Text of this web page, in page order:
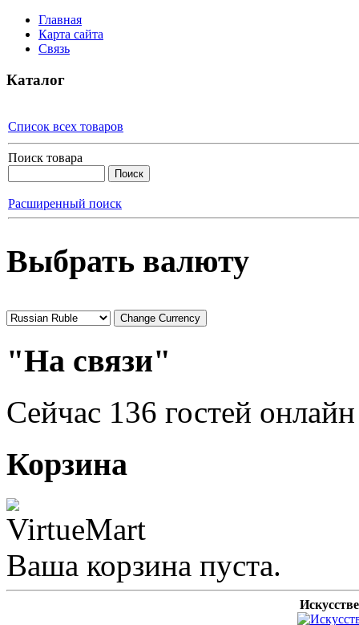
Главная
Карта сайта
Связь
Каталог
Список всех товаров
Поиск товара
Расширенный поиск
Выбрать валюту
"На связи"
Сейчас 136 гостей онлайн
Корзина
Ваша корзина пуста.